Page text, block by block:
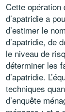
Cette opération
d’apatridie a
d’estimer le
d’apatridie, de
le niveau de
déterminer les
d’apatridie.
techniques
d’enquête